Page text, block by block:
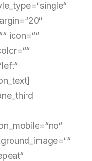
icon=““